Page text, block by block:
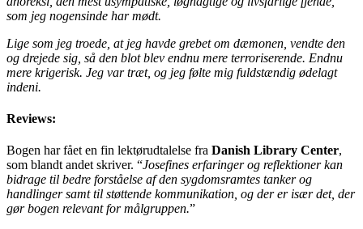
som jeg nogensinde har mødt.
Lige som jeg troede, at jeg havde grebet om dæmonen, vendte den
og drejede sig, så den blot blev endnu mere terroriserende. Endnu
mere krigerisk. Jeg var træt, og jeg følte mig fuldstændig ødelagt
indeni.
Reviews:
Bogen har fået en fin lektørudtalelse fra Danish Library Center,
som blandt andet skriver. “Josefines erfaringer og reflektioner kan
bidrage til bedre forståelse af den sygdomsramtes tanker og
handlinger samt til støttende kommunikation, og der er især det, der
gør bogen relevant for målgruppen.”